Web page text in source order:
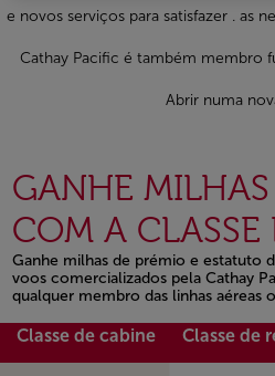
e novos serviços para satisfazer . as
Cathay Pacific é também membro
Abrir numa
GANHE
COM A CLASSE
Ganhe milhas de prémio e estatuto
voos comercializados pela Cathay
qualquer membro das linhas aéreas
Open in a new window
Classe de cabine Classe de